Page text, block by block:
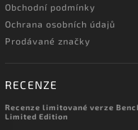
Obchodní podmínky
Ochrana osobních údajů
Prodávané značky
RECENZE
Recenze limitované verze
Limited Edition